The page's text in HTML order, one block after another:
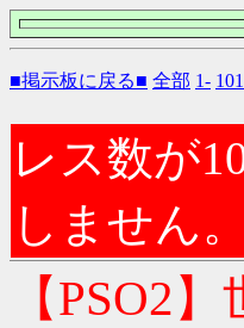
■掲示板に戻る■ 全部 1-
レス数が
しません。
【PSO2